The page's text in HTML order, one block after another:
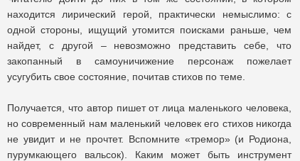
находится лирический герой, практически немыслимо: с
одной стороны, ищущий утомится поисками раньше, чем
найдет, с другой – невозможно представить себе, что
закопанный в самоуничижение персонаж пожелает
усугубить свое состояние, почитав стихов по теме.
Получается, что автор пишет от лица маленького человека,
но современный нам маленький человек его стихов никогда
не увидит и не прочтет. Вспомните «тремор» (и Родиона,
пурумкающего вальсок). Каким может быть инструмент